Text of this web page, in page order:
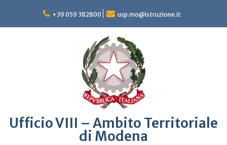
content
+39 059 382800 usp.mo@istruzione.it
Ufficio VIII – Ambito Territoriale
di Modena